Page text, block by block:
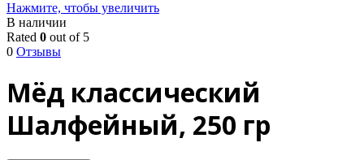
Нажмите, чтобы увеличить
В наличии
Rated 0 out of 5
0 Отзывы
Мёд классический
Шалфейный, 250 гр